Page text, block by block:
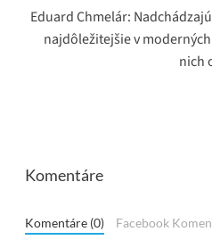
Eduard Chmelár:
najdôležitejšie v
nich
Komentáre
Komentáre (0) Facebook